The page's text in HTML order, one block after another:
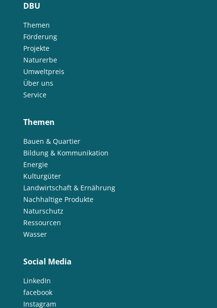
DBU
Themen
Förderung
Projekte
Naturerbe
Umweltpreis
Über uns
Service
Themen
Bauen & Quartier
Bildung & Kommunikation
Energie
Kulturgüter
Landwirtschaft & Ernährung
Nachhaltige Produkte
Naturschutz
Ressourcen
Wasser
Social Media
LinkedIn
facebook
Instagram